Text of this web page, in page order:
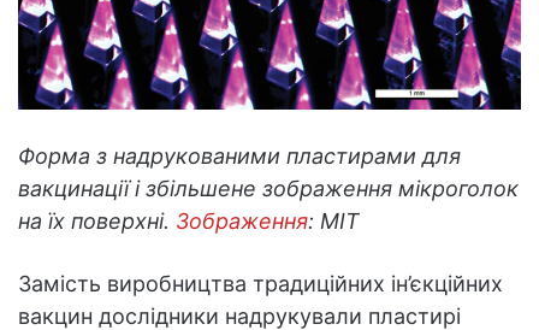
Форма з надрукованими пластирами для
вакцинації і збільшене зображення мікроголок
на їх поверхні. Зображення: MIT
Замість виробництва традиційних ін’єкційних
вакцин дослідники надрукували пластирі